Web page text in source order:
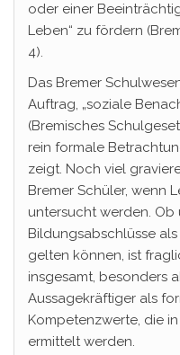
oder einer
Leben“ zu fördern
4).
Das Bremer
Auftrag, „soziale
(Bremisches
rein formale
zeigt. Noch viel
Bremer Schüler, wenn
untersucht werden.
Bildungsabschlüsse
gelten können, ist
insgesamt, besonders
Aussagekräftiger als
Kompetenzwerte, die in
ermittelt werden.